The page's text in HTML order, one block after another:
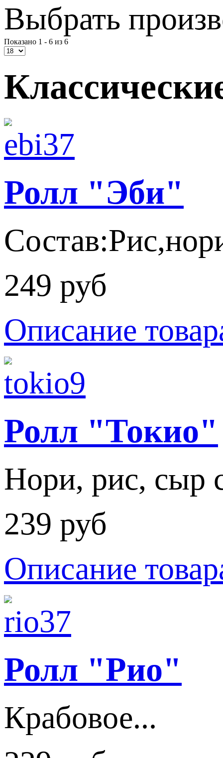
Выбрать
Показано 1 - 6 из 6
Ролл "Эби"
249 руб
Описание
Ролл "Токио"
Нори, рис, сыр
239 руб
Описание
Ролл "Рио"
Крабовое...